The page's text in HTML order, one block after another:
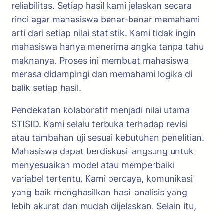
reliabilitas. Setiap hasil kami jelaskan secara
rinci agar mahasiswa benar-benar memahami
arti dari setiap nilai statistik. Kami tidak ingin
mahasiswa hanya menerima angka tanpa tahu
maknanya. Proses ini membuat mahasiswa
merasa didampingi dan memahami logika di
balik setiap hasil.
Pendekatan kolaboratif menjadi nilai utama
STISID. Kami selalu terbuka terhadap revisi
atau tambahan uji sesuai kebutuhan penelitian.
Mahasiswa dapat berdiskusi langsung untuk
menyesuaikan model atau memperbaiki
variabel tertentu. Kami percaya, komunikasi
yang baik menghasilkan hasil analisis yang
lebih akurat dan mudah dijelaskan. Selain itu,